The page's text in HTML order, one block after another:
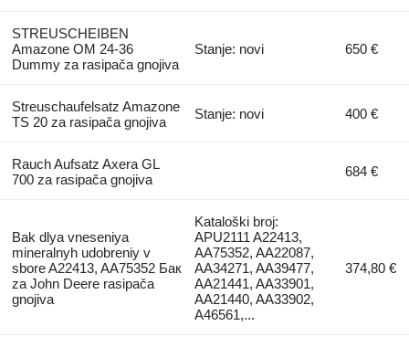
STREUSCHEIBEN
Amazone OM 24-36
Dummy za rasipača gnojiva
Stanje: novi 650 €
Streuschaufelsatz Amazone
TS 20 za rasipača gnojiva
Stanje: novi 400 €
Rauch Aufsatz Axera GL
700 za rasipača gnojiva
684 €
Bak dlya vneseniya
mineralnyh udobreniy v
sbore A22413, AA75352 Бак
za John Deere rasipača
gnojiva
Kataloški broj:
APU2111 A22413,
AA75352, AA22087,
AA34271, AA39477,
AA21441, AA33901,
AA21440, AA33902,
A46561,...
374,80 €